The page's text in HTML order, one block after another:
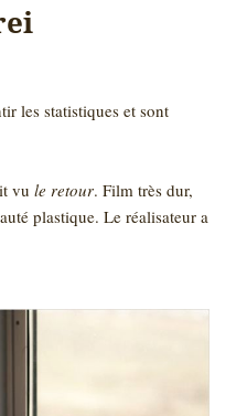
les statistiques et sont
vule retour. Film très dur,
plastique. Le réalisateur a